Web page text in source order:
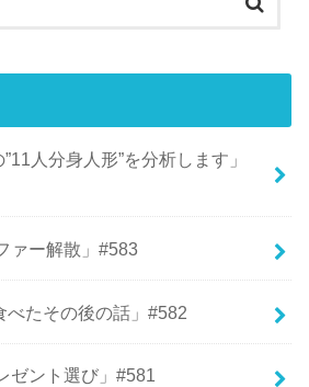
人分身人形”を分析します」
ァー解散」#583
べたその後の話」#582
ゼント選び」#581